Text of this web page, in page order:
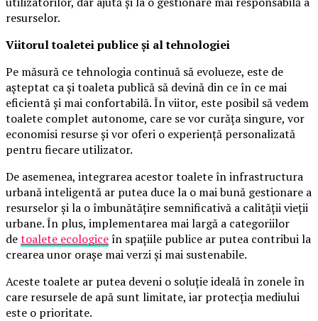
resurselor.
Viitorul toaletei publice și al tehnologiei
Pe măsură ce tehnologia continuă să evolueze, este de
așteptat ca și toaleta publică să devină din ce în ce mai
eficientă și mai confortabilă. În viitor, este posibil să vedem
toalete complet autonome, care se vor curăța singure, vor
economisi resurse și vor oferi o experiență personalizată
pentru fiecare utilizator.
De asemenea, integrarea acestor toalete în infrastructura
urbană inteligentă ar putea duce la o mai bună gestionare a
resurselor și la o îmbunătățire semnificativă a calității vieții
urbane. În plus, implementarea mai largă a categoriilor
detoalete ecologiceîn spațiile publice ar putea contribui la
crearea unor orașe mai verzi și mai sustenabile.
Aceste toalete ar putea deveni o soluție ideală în zonele în
care resursele de apă sunt limitate, iar protecția mediului
este o prioritate.